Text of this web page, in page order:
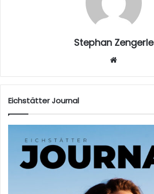
Stephan Zengerle
sei
Eichstätter Journal